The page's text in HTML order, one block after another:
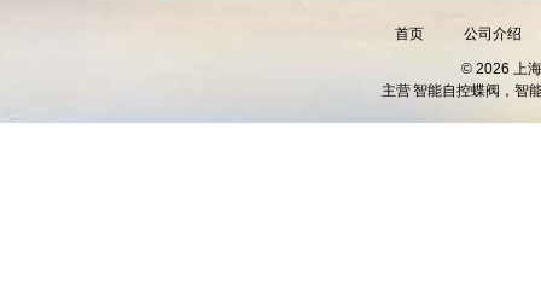
首页 公司介绍
© 2026 上
主营智能自控蝶阀，智